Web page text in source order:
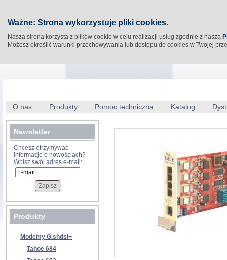
Ważne: Strona wykorzystuje pliki cookies.
Nasza strona korzysta z plików cookie w celu realizacji usług zgodnie z naszą
Możesz określić warunki przechowywania lub dostępu do cookies w Twojej
O nas Produkty Pomoc techniczna Katalog
Newsletter
Chcesz otrzymywać
informacje o nowościach?
Wpisz swój adres e-mail:
Produkty
Modemy G.shdsl+
Tahoe 684